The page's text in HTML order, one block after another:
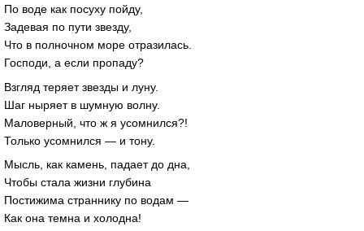
По воде как посуху пойду,
Задевая по пути звезду,
Что в полночном море отразилась.
Господи, а если пропаду?
Взгляд теряет звезды и луну.
Шаг ныряет в шумную волну.
Маловерный, что ж я усомнился?!
Только усомнился — и тону.
Мысль, как камень, падает до дна,
Чтобы стала жизни глубина
Постижима страннику по водам —
Как она темна и холодна!